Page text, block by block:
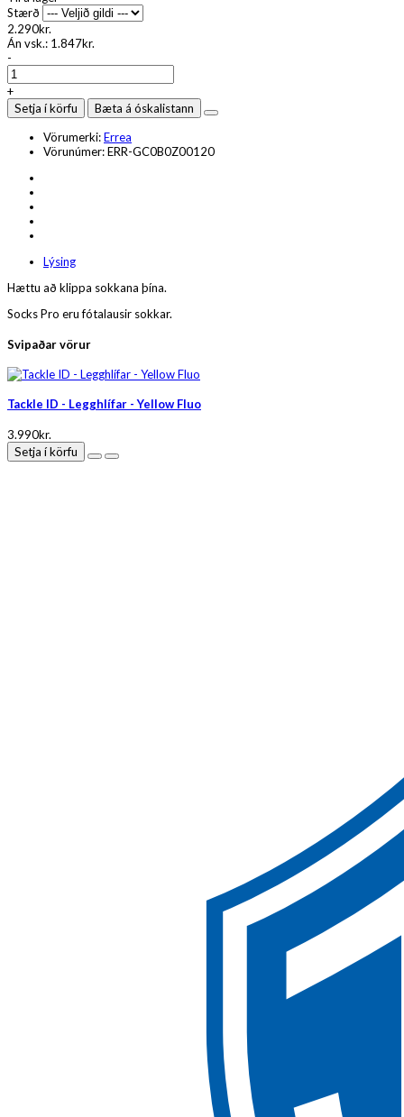
Stærð
2.290kr.
Án vsk.: 1.847kr.
-
+
Setja í körfu
Bæta á óskalistann
Vörumerki:Errea
Vörunúmer:ERR-GC0B0Z00120
Lýsing
Hættu að klippa sokkana þína.
Socks Pro eru fótalausir sokkar.
Svipaðar vörur
Tackle ID - Legghlífar - Yellow Fluo
3.990kr.
Setja í körfu